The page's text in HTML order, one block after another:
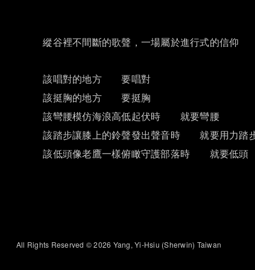
縱谷裡不間斷的歌聲，一場屬於進行式的信仰
該唱對的地方 要唱對
該挺胸的地方 要挺胸
該彎腰模仿海浪高低起伏時 就要彎腰
該踏步讓膝上的鈴聲發出聲音時 就要用力踏
該低頭像老鷹一樣俯瞰守護部落時 就要低頭
All Rights Reserved © 2026 Yang, Yi-Hsiu (Sherwin) Taiwan